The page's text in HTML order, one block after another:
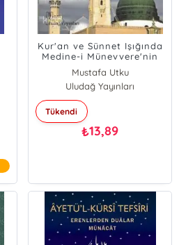
Kur'an ve Sünnet Işığında
Medine-i Münevvere'nin
Faziletleri ve Peygamber
Efendimiz Sallallahu Aleyh
Mustafa Utku
Uludağ Yayınları
Tükendi
₺13,89